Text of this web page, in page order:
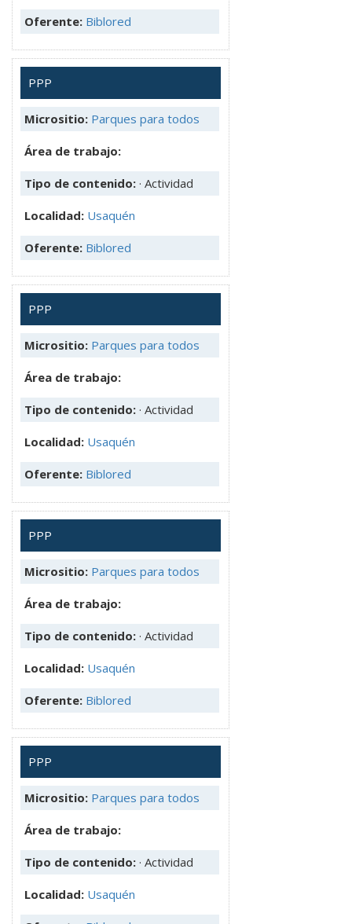
Oferente: Biblored
PPP
Micrositio: Parques para todos
Área de trabajo:
Tipo de contenido: · Actividad
Localidad: Usaquén
Oferente: Biblored
PPP
Micrositio: Parques para todos
Área de trabajo:
Tipo de contenido: · Actividad
Localidad: Usaquén
Oferente: Biblored
PPP
Micrositio: Parques para todos
Área de trabajo:
Tipo de contenido: · Actividad
Localidad: Usaquén
Oferente: Biblored
PPP
Micrositio: Parques para todos
Área de trabajo:
Tipo de contenido: · Actividad
Localidad: Usaquén